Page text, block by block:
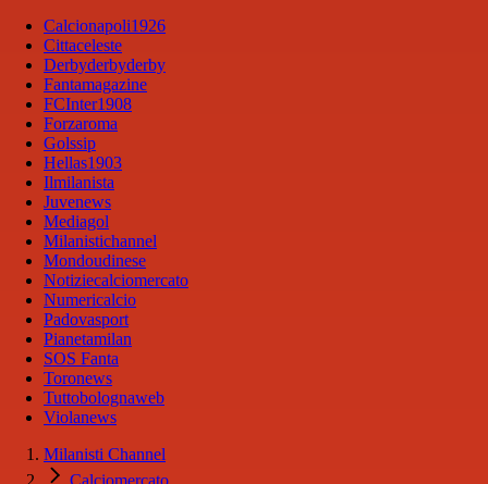
Calcionapoli1926
Cittaceleste
Derbyderbyderby
Fantamagazine
FCInter1908
Forzaroma
Golssip
Hellas1903
Ilmilanista
Juvenews
Mediagol
Milanistichannel
Mondoudinese
Notiziecalciomercato
Numericalcio
Padovasport
Pianetamilan
SOS Fanta
Toronews
Tuttobolognaweb
Violanews
Milanisti Channel